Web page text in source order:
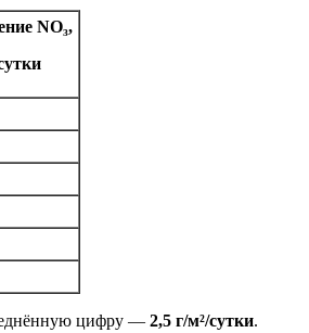
NO₃,
цифру — 2,5 г/м²/сутки.